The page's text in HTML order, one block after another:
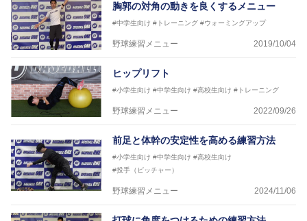
胸郭の対角の動きを良くするメニュー
#中学生向け #トレーニング #ウォーミングアップ
野球練習メニュー 2019/10/04
ヒップリフト
#小学生向け #中学生向け #高校生向け #トレーニング
野球練習メニュー 2022/09/26
前足と体幹の安定性を高める練習方法
#小学生向け #中学生向け #高校生向け
#投手（ピッチャー）
野球練習メニュー 2024/11/06